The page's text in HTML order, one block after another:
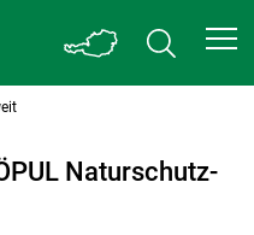
Naturschutz-